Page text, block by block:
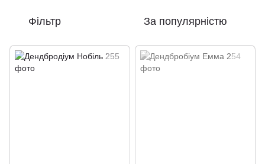
Фільтр За популярністю